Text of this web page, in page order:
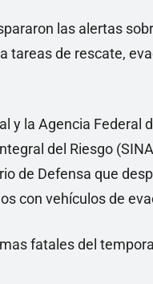
las alertas
tareas de rescate,
y la Agencia
del Riesgo
de Defensa que
con vehículos de
fatales del